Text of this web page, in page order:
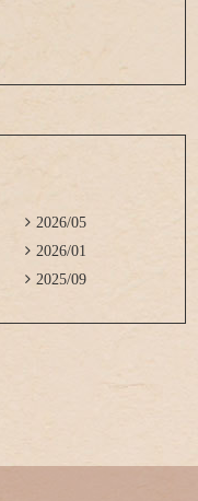
 2026/05
 2026/01
 2025/09